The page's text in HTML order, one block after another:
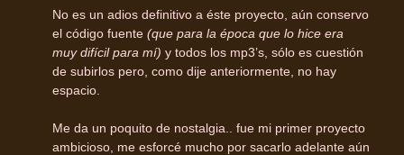
No es un adios definitivo a éste proyecto, aún conservo
el código fuente (que para la época que lo hice era
muy difícil para mí) y todos los mp3’s, sólo es cuestión
de subirlos pero, como dije anteriormente, no hay
espacio.
Me da un poquito de nostalgia.. fue mi primer proyecto
ambicioso, me esforcé mucho por sacarlo adelante aún